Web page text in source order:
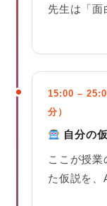
先生は「面
15:00 –
分）
自分の
ここが授業
た仮説を、